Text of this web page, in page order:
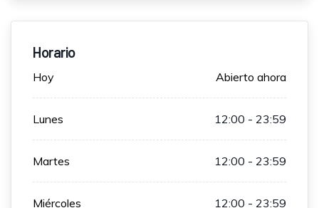
Horario
Hoy Abierto ahora
Lunes 12:00 - 23:59
Martes 12:00 - 23:59
Miércoles 12:00 - 23:59